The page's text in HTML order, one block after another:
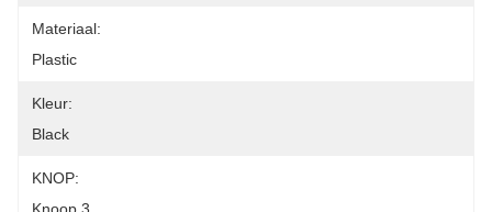
Materiaal:
Plastic
Kleur:
Black
KNOP: